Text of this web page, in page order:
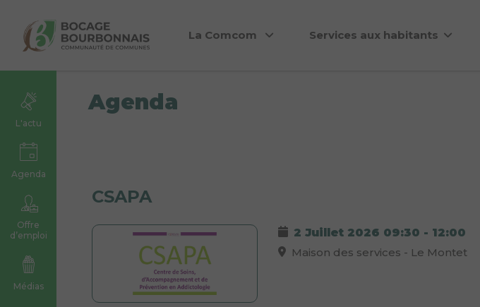
La Comcom Services aux habitants
Agenda
L'actu
Agenda
Offre
d’emploi
Médias
CSAPA
2 Juillet 2026 09:30 - 12:00
Maison des services - Le Montet